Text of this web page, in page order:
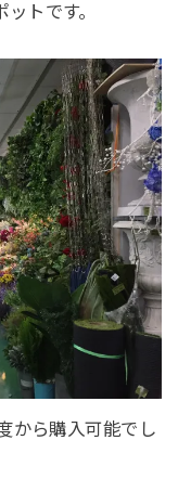
トです。
から購入可能でし